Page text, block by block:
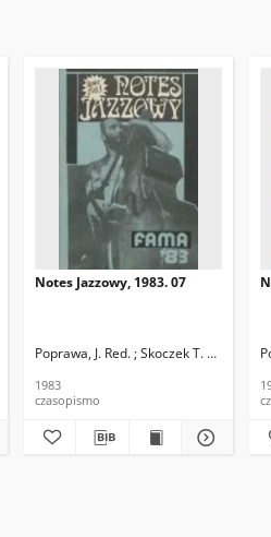
Notes Jazzowy, 1983. 07
Poprawa, J. Red. ; Skoczek T. Red.
1983
czasopismo